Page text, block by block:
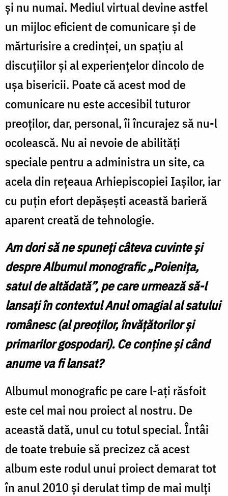
şi nu numai. Mediul virtual devine astfel
un mijloc eficient de comunicare şi de
mărturisire a credinţei, un spaţiu al
discuţiilor şi al experienţelor dincolo de
uşa bisericii. Poate că acest mod de
comunicare nu este accesibil tuturor
preoţilor, dar, personal, îi încurajez să nu-l
ocolească. Nu ai nevoie de abilităţi
speciale pentru a administra un site, ca
acela din reţeaua Arhiepiscopiei Iaşilor, iar
cu puţin efort depăşeşti această barieră
aparent creată de tehnologie.
Am dori să ne spuneți câteva cuvinte și
despre Albumul monografic „Poienița,
satul de altădată”, pe care urmează să-l
lansați în contextul Anul omagial al satului
românesc (al preoților, învățătorilor și
primarilor gospodari). Ce conține și când
anume va fi lansat?
Albumul monografic pe care l-aţi răsfoit
este cel mai nou proiect al nostru. De
această dată, unul cu totul special. Întâi
de toate trebuie să precizez că acest
album este rodul unui proiect demarat tot
în anul 2010 şi derulat timp de mai mulţi